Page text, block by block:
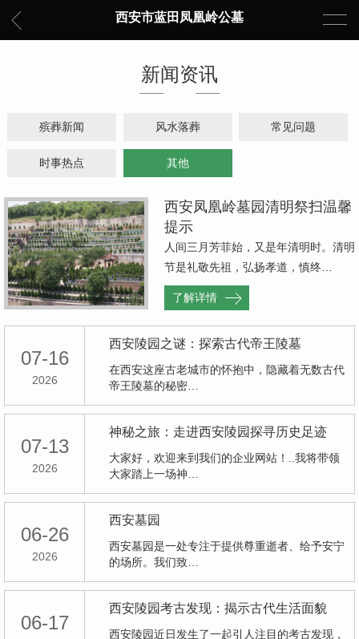
西安市蓝田凤凰岭公墓
新闻资讯
殡葬新闻 风水落葬 常见问题
时事热点 其他
西安凤凰岭墓园清明祭扫温馨
提示
人间三月芳菲始，又是年清明时。清明
节是礼敬先祖，弘扬孝道，慎终…
了解详情
07-16
2026
西安陵园之谜：探索古代帝王陵墓
在西安这座古老城市的怀抱中，隐藏着无数古代
帝王陵墓的秘密…
07-13
2026
神秘之旅：走进西安陵园探寻历史足迹
大家好，欢迎来到我们的企业网站！..我将带领
大家踏上一场神…
06-26
2026
西安墓园
西安墓园是一处专注于提供尊重逝者、给予安宁
的场所。我们致…
06-17
西安陵园考古发现：揭示古代生活面貌
西安陵园近日发生了一起引人注目的考古发现，